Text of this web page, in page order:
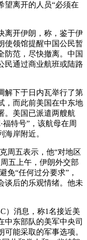
望离开的人员“必须在
离开伊朗，称，鉴于伊
使领馆提醒中国公民暂
防范，尽快撤离。中国
民通过商业航班或陆路
解下于日内瓦举行了第
，而此前美国在中东地
。美国已派遣两艘航
特号”，该航母在周
岸附近。
周五表示，他“对地区
五上午，伊朗外交部
免“任何过分要求”，
谈后的乐观情绪。他未
）消息，称1名接近美
中东部队的美军中央司
能采取的军事选项。